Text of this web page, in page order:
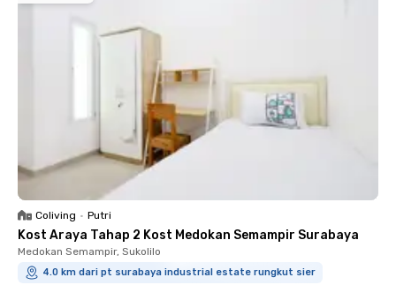
Coliving • Putri
Kost Araya Tahap 2 Kost Medokan Semampir Surabaya
Medokan Semampir, Sukolilo
4.0 km dari pt surabaya industrial estate rungkut sier